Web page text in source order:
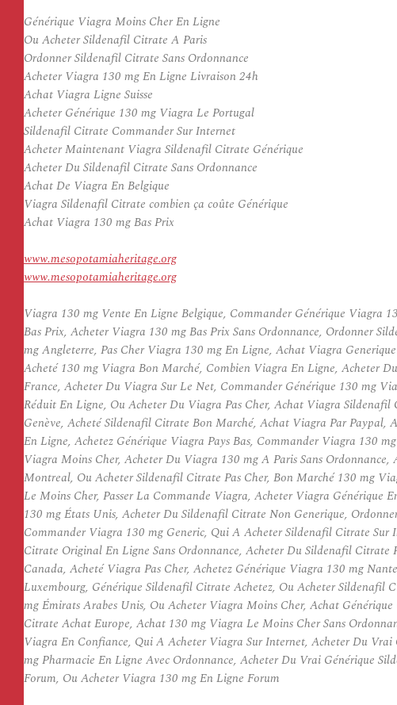
Générique Viagra Moins Cher En Ligne
Ou Acheter Sildenafil Citrate A Paris
Ordonner Sildenafil Citrate Sans Ordonnance
Acheter Viagra 130 mg En Ligne Livraison 24h
Achat Viagra Ligne Suisse
Acheter Générique 130 mg Viagra Le Portugal
Sildenafil Citrate Commander Sur Internet
Acheter Maintenant Viagra Sildenafil Citrate Générique
Acheter Du Sildenafil Citrate Sans Ordonnance
Achat De Viagra En Belgique
Viagra Sildenafil Citrate combien ça coûte Générique
Achat Viagra 130 mg Bas Prix
www.mesopotamiaheritage.org
www.mesopotamiaheritage.org
Viagra 130 mg Vente En Ligne Belgique, Commander Générique Viagra
Bas Prix, Acheter Viagra 130 mg Bas Prix Sans Ordonnance, Ordonner
mg Angleterre, Pas Cher Viagra 130 mg En Ligne, Achat Viagra
Acheté 130 mg Viagra Bon Marché, Combien Viagra En Ligne, Acheter
France, Acheter Du Viagra Sur Le Net, Commander Générique 130 mg
Réduit En Ligne, Ou Acheter Du Viagra Pas Cher, Achat Viagra
Genève, Acheté Sildenafil Citrate Bon Marché, Achat Viagra Par Paypal,
En Ligne, Achetez Générique Viagra Pays Bas, Commander Viagra 130
Viagra Moins Cher, Acheter Du Viagra 130 mg A Paris Sans
Montreal, Ou Acheter Sildenafil Citrate Pas Cher, Bon Marché 130 mg
Le Moins Cher, Passer La Commande Viagra, Acheter Viagra
130 mg États Unis, Acheter Du Sildenafil Citrate Non Generique,
Commander Viagra 130 mg Generic, Qui A Acheter Sildenafil Citrate
Citrate Original En Ligne Sans Ordonnance, Acheter Du Sildenafil
Canada, Acheté Viagra Pas Cher, Achetez Générique Viagra 130 mg
Luxembourg, Générique Sildenafil Citrate Achetez, Ou Acheter
mg Émirats Arabes Unis, Ou Acheter Viagra Moins Cher, Achat
Citrate Achat Europe, Achat 130 mg Viagra Le Moins Cher Sans
Viagra En Confiance, Qui A Acheter Viagra Sur Internet, Acheter Du
mg Pharmacie En Ligne Avec Ordonnance, Acheter Du Vrai Générique
Forum, Ou Acheter Viagra 130 mg En Ligne Forum